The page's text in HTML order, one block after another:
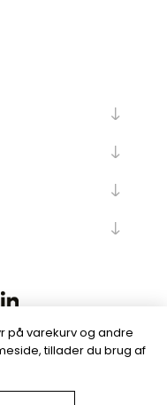
på varekurv og andre
tillader du brug af